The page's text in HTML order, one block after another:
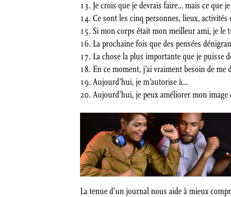
Je crois que je devrais faire… mais ce que
Ce sont les cinq personnes, lieux,
Si mon corps était mon meilleur ami, je le
La prochaine fois que des pensées
La chose la plus importante que je puisse
En ce moment, j’ai vraiment besoin de me
Aujourd’hui, je m’autorise à…
Aujourd’hui, je peux améliorer mon
La tenue d’un journal nous aide à mieux